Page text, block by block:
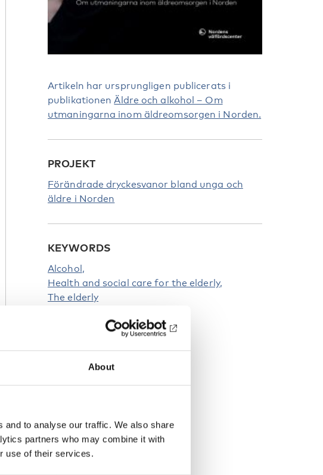
About
and to analyse our traffic. We also share
partners who may combine it with
use of their services.
Artikeln har ursprungligen publicerats i
publikationenÄldre och alkohol – Om
utmaningarna inom äldreomsorgen i Norden.
PROJEKT
Förändrade dryckesvanor bland unga och
äldre i Norden
KEYWORDS
Alcohol
Health and social care for the elderly
The elderly